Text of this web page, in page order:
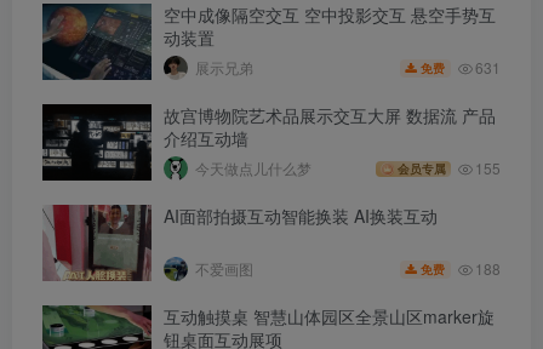
空中成像隔空交互 空中投影交互 悬空手势互
动装置
展示兄弟 免费 631
故宫博物院艺术品展示交互大屏 数据流 产品
介绍互动墙
今天做点儿什么梦 会员专属 155
AI面部拍摄互动智能换装 AI换装互动
不爱画图 免费 188
互动触摸桌 智慧山体园区全景山区marker旋
钮桌面互动展项